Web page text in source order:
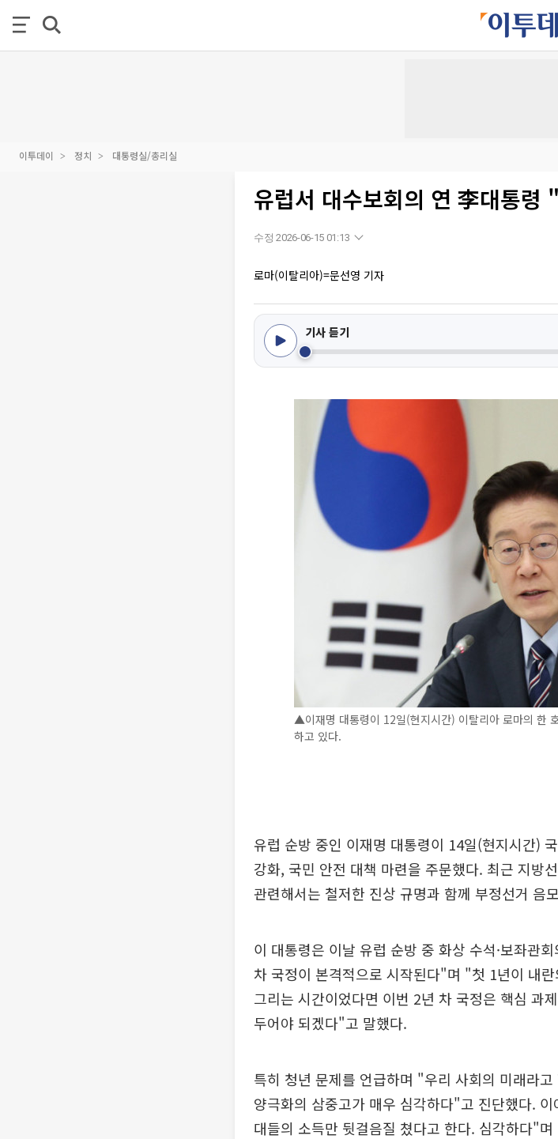
이투데이 정치 대통령실/총리실
유럽서 대수보회의 연 李대통령
수정 2026-06-15 01:13
로마(이탈리아)=문선영 기자
기사 듣기
▲이재명 대통령이 12일(현지시간) 이탈리아 로마의 한
하고 있다.
유럽 순방 중인 이재명 대통령이 14일(현지시간)
강화, 국민 안전 대책 마련을 주문했다. 최근 지방
관련해서는 철저한 진상 규명과 함께 부정선거 음
이 대통령은 이날 유럽 순방 중 화상 수석·보좌관
차 국정이 본격적으로 시작된다"며 "첫 1년이 내
그리는 시간이었다면 이번 2년 차 국정은 핵심 과
두어야 되겠다"고 말했다.
특히 청년 문제를 언급하며 "우리 사회의 미래라
양극화의 삼중고가 매우 심각하다"고 진단했다.
대들의 소득만 뒷걸음질 쳤다고 한다. 심각하다"